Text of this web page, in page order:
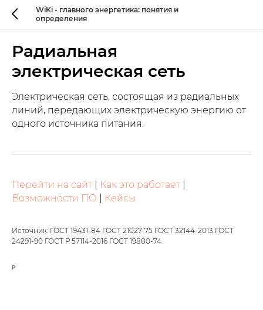
WiKi - главного энергетика: понятия и
определения
Радиальная
электрическая сеть
Электрическая сеть, состоящая из радиальных
линий, передающих электрическую энергию от
одного источника питания.
Перейти на сайт| Как это работает|
Возможности ПО
Кейсы
Источник: ГОСТ 19431-84 ГОСТ 21027-75 ГОСТ 32144-2013 ГОСТ
24291-90 ГОСТ Р 57114-2016 ГОСТ 19880-74
Р